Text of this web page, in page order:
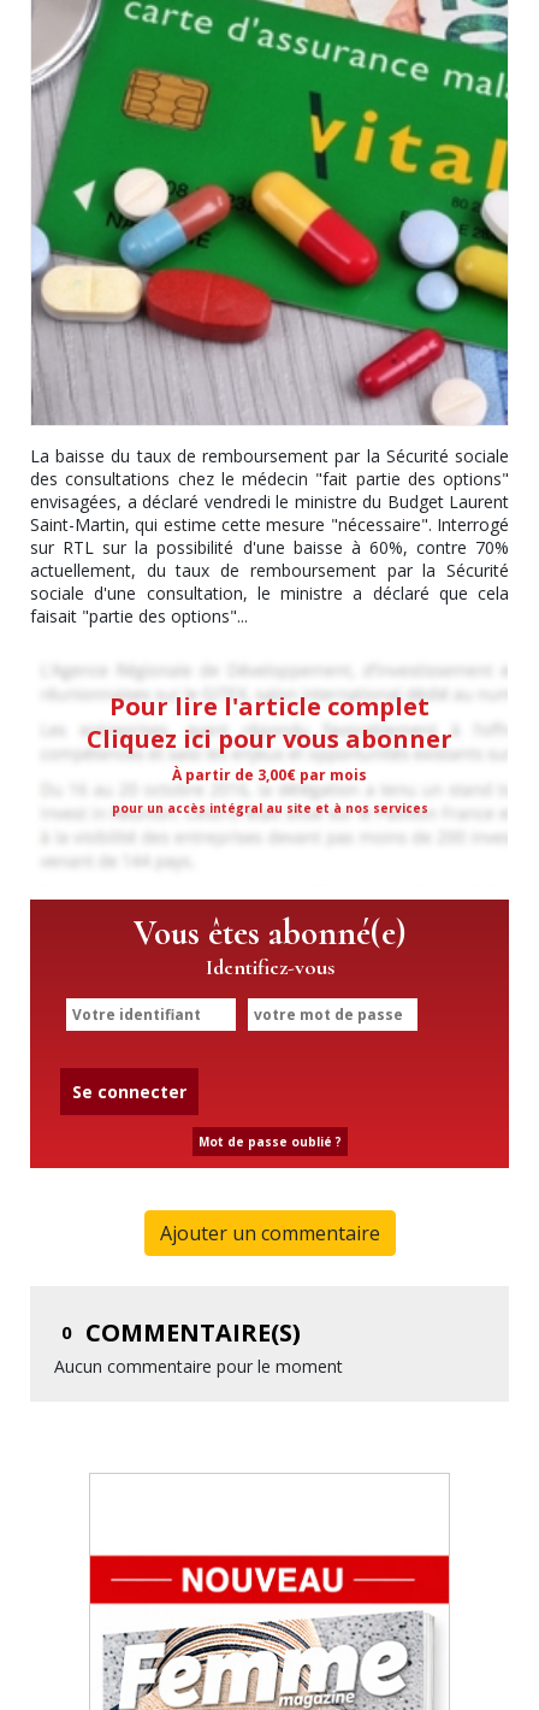
La baisse du taux de remboursement par la Sécurité sociale
des consultations chez le médecin "fait partie des options"
envisagées, a déclaré vendredi le ministre du Budget Laurent
Saint-Martin, qui estime cette mesure "nécessaire". Interrogé
sur RTL sur la possibilité d'une baisse à 60%, contre 70%
actuellement, du taux de remboursement par la Sécurité
sociale d'une consultation, le ministre a déclaré que cela
faisait "partie des options"...
Pour lire l'article complet
Cliquez ici pour vous abonner
À partir de 3,00€ par mois
pour un accès intégral au site et à nos services
Vous êtes abonné(e)
Identifiez-vous
Se connecter
Mot de passe oublié ?
Ajouter un commentaire
0 COMMENTAIRE(S)
Aucun commentaire pour le moment